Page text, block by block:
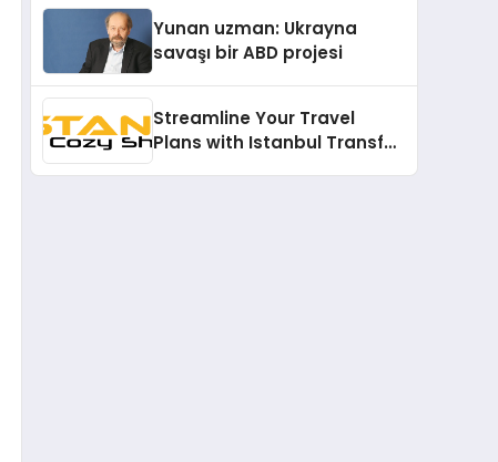
Yunan uzman: Ukrayna
savaşı bir ABD projesi
Streamline Your Travel
Plans with Istanbul Transfer